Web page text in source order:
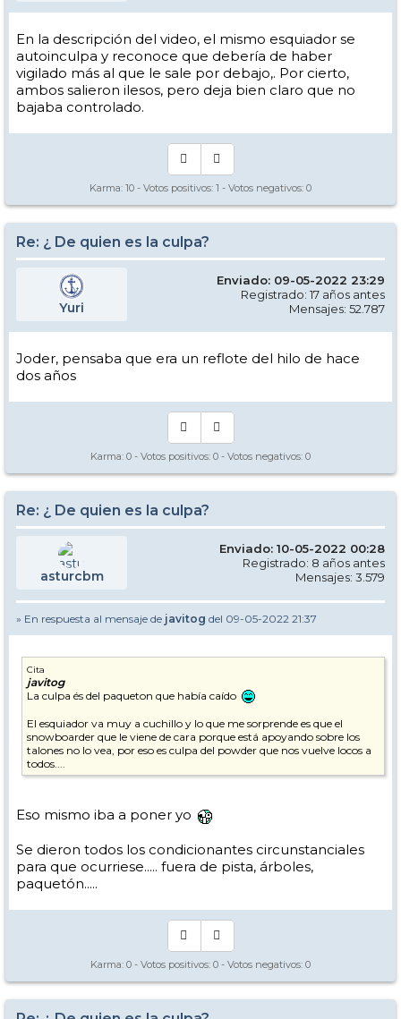
En la descripción del video, el mismo esquiador se
autoinculpa y reconoce que debería de haber
vigilado más al que le sale por debajo,. Por cierto,
ambos salieron ilesos, pero deja bien claro que no
bajaba controlado.
Karma: 10 - Votos positivos: 1 - Votos negativos: 0
Re: ¿ De quien es la culpa?
Yuri
Enviado: 09-05-2022 23:29
Registrado: 17 años antes
Mensajes: 52.787
Joder, pensaba que era un reflote del hilo de hace
dos años
Karma: 0 - Votos positivos: 0 - Votos negativos: 0
Re: ¿ De quien es la culpa?
asturcbm
Enviado: 10-05-2022 00:28
Registrado: 8 años antes
Mensajes: 3.579
» En respuesta al mensaje de javitog del 09-05-2022 21:37
Cita
javitog
La culpa és del paqueton que había caído
El esquiador va muy a cuchillo y lo que me sorprende es que el
snowboarder que le viene de cara porque está apoyando sobre los
talones no lo vea, por eso es culpa del powder que nos vuelve locos a
todos....
Eso mismo iba a poner yo
Se dieron todos los condicionantes circunstanciales
para que ocurriese..... fuera de pista, árboles,
paquetón.....
Karma: 0 - Votos positivos: 0 - Votos negativos: 0